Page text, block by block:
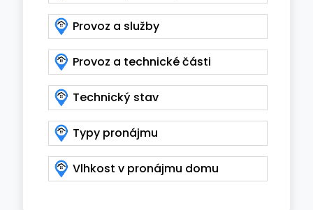
Provoz a služby
Provoz a technické části
Technický stav
Typy pronájmu
Vlhkost v pronájmu domu